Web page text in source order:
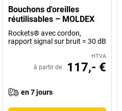
Bouchons d'oreilles
réutilisables – MOLDEX
Rockets® avec cordon,
rapport signal sur bruit = 30 dB
HTVA
à partir de 117,- €
en 7 jours